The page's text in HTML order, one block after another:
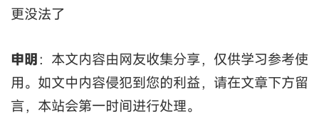
更没法了
申明 ：本文内容由网友收集分享，仅供学习参考使
用。如文中内容侵犯到您的利益，请在文章下方留
言，本站会第一时间进行处理。